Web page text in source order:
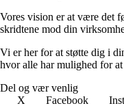
Vores vision er at være det
skridtene mod din
Vi er her for at støtte dig i
hvor alle har mulighed for
Del og vær venlig
X
Facebook